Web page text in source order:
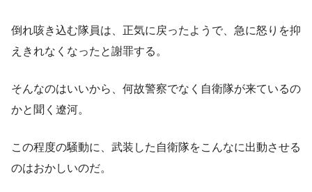
倒れ咳き込む隊員は、正気に戻ったようで、急に怒りを抑
えきれなくなったと謝罪する。
そんなのはいいから、何故警察でなく自衛隊が来ているの
かと聞く遼河。
この程度の騒動に、武装した自衛隊をこんなに出動させる
のはおかしいのだ。